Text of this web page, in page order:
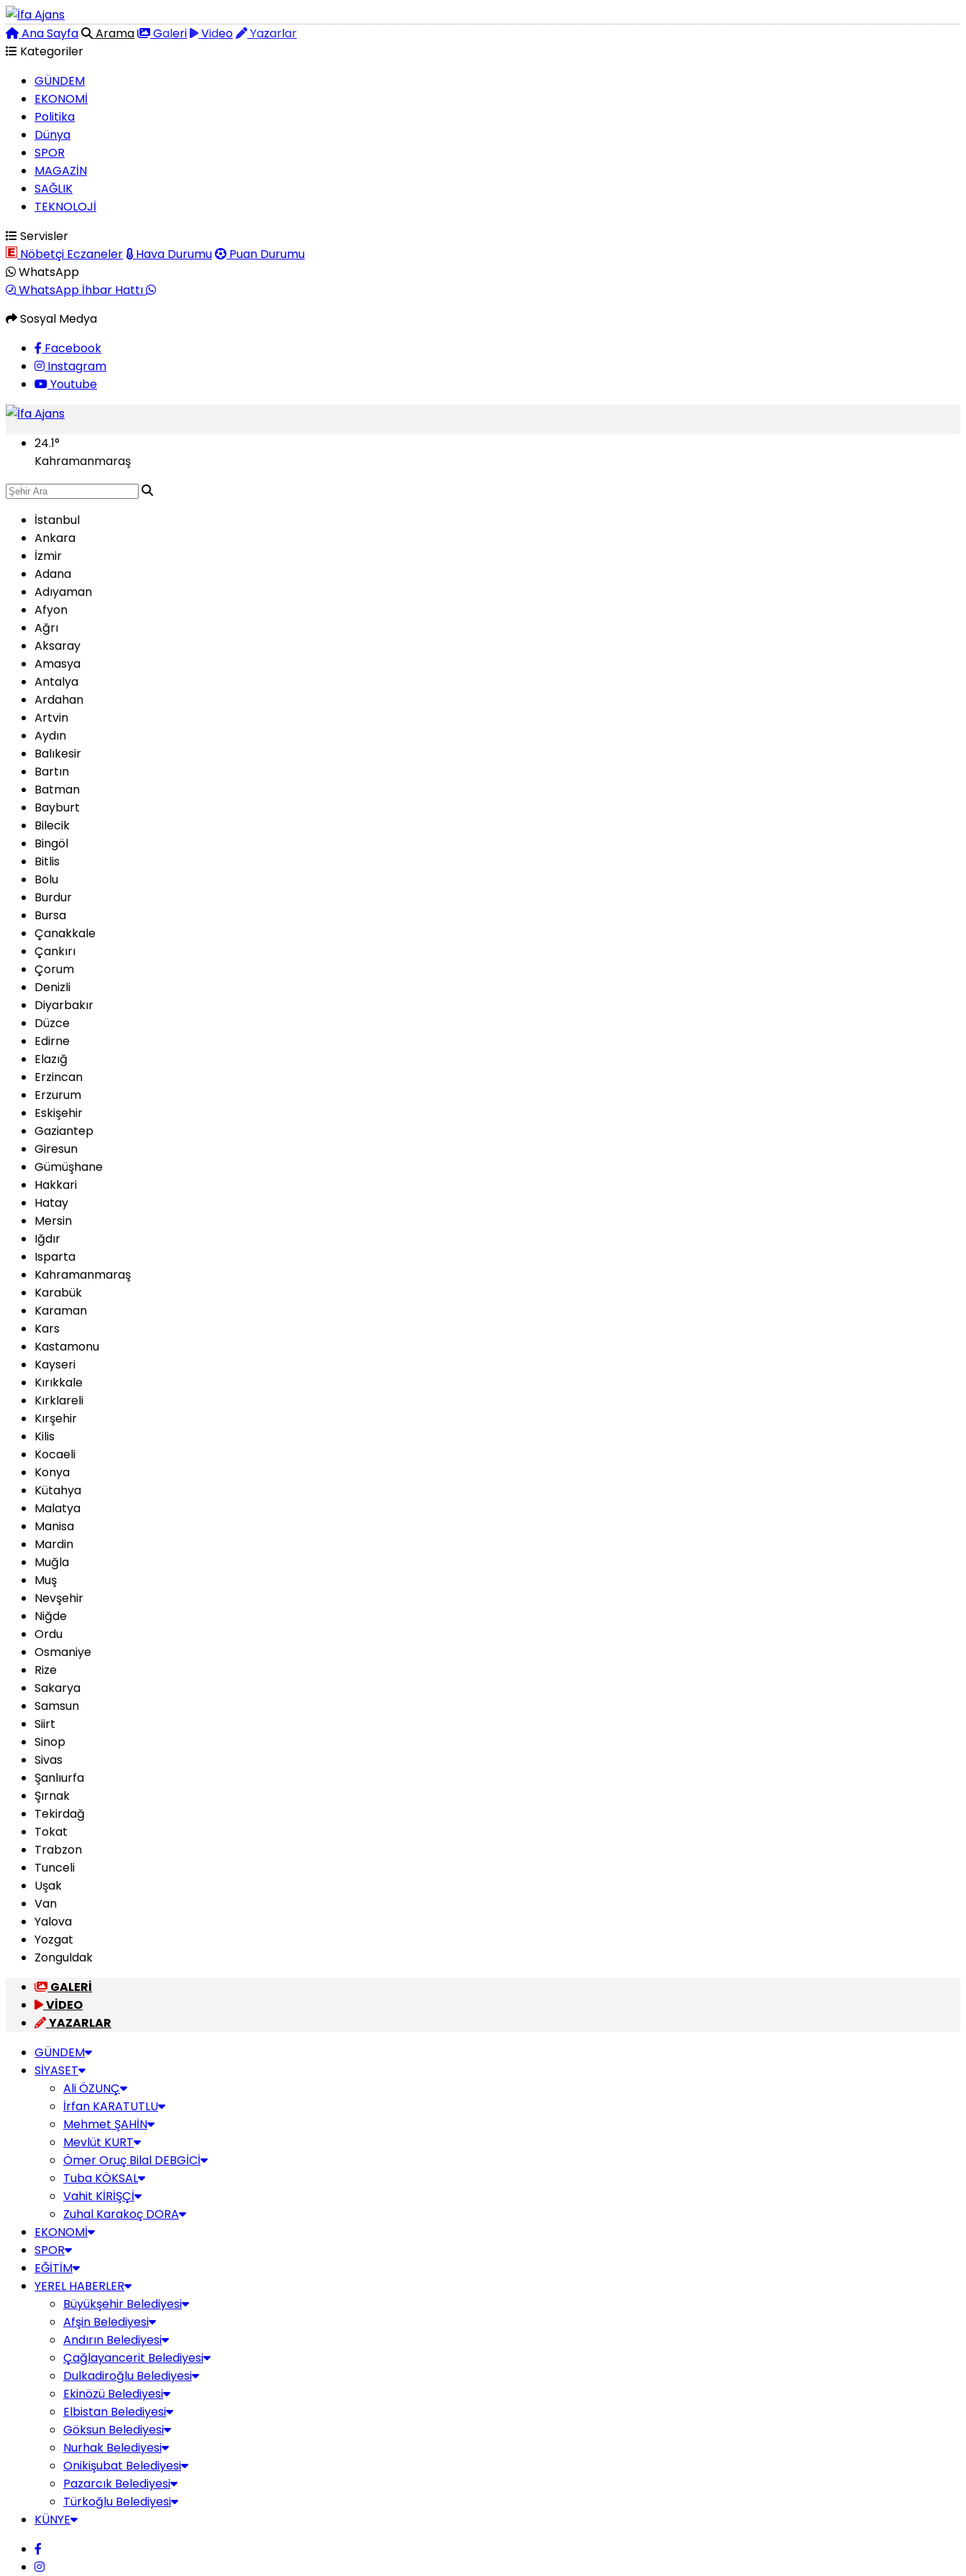
Ana Sayfa Arama Galeri Video
Yazarlar
Kategoriler
GÜNDEM
EKONOMİ
Politika
Dünya
SPOR
MAGAZİN
SAĞLIK
TEKNOLOJİ
Servisler
Nöbetçi Eczaneler
Hava Durumu
Puan Durumu
WhatsApp
WhatsApp İhbar Hattı
Sosyal Medya
Facebook
Instagram
Youtube
24.1°
Kahramanmaraş
İstanbul
Ankara
İzmir
Adana
Adıyaman
Afyon
Ağrı
Aksaray
Amasya
Antalya
Ardahan
Artvin
Aydın
Balıkesir
Bartın
Batman
Bayburt
Bilecik
Bingöl
Bitlis
Bolu
Burdur
Bursa
Çanakkale
Çankırı
Çorum
Denizli
Diyarbakır
Düzce
Edirne
Elazığ
Erzincan
Erzurum
Eskişehir
Gaziantep
Giresun
Gümüşhane
Hakkari
Hatay
Mersin
Iğdır
Isparta
Kahramanmaraş
Karabük
Karaman
Kars
Kastamonu
Kayseri
Kırıkkale
Kırklareli
Kırşehir
Kilis
Kocaeli
Konya
Kütahya
Malatya
Manisa
Mardin
Muğla
Muş
Nevşehir
Niğde
Ordu
Osmaniye
Rize
Sakarya
Samsun
Siirt
Sinop
Sivas
Şanlıurfa
Şırnak
Tekirdağ
Tokat
Trabzon
Tunceli
Uşak
Van
Yalova
Yozgat
Zonguldak
GALERİ
VİDEO
YAZARLAR
GÜNDEM
SİYASET
Ali ÖZUNÇ
İrfan KARATUTLU
Mehmet ŞAHİN
Mevlüt KURT
Ömer Oruç Bilal DEBGİCİ
Tuba KÖKSAL
Vahit KİRİŞÇİ
Zuhal Karakoç DORA
EKONOMİ
SPOR
EĞİTİM
YEREL HABERLER
Büyükşehir Belediyesi
Afşin Belediyesi
Andırın Belediyesi
Çağlayancerit Belediyesi
Dulkadiroğlu Belediyesi
Ekinözü Belediyesi
Elbistan Belediyesi
Göksun Belediyesi
Nurhak Belediyesi
Onikişubat Belediyesi
Pazarcık Belediyesi
Türkoğlu Belediyesi
KÜNYE